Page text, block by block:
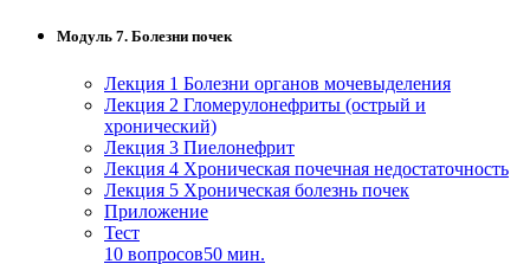
Модуль 7. Болезни почек
Лекция 1 Болезни органов мочевыделения
Лекция 2 Гломерулонефриты (острый и
хронический)
Лекция 3 Пиелонефрит
Лекция 4 Хроническая почечная недостаточность
Лекция 5 Хроническая болезнь почек
Приложение
Тест
10 вопросов50 мин.